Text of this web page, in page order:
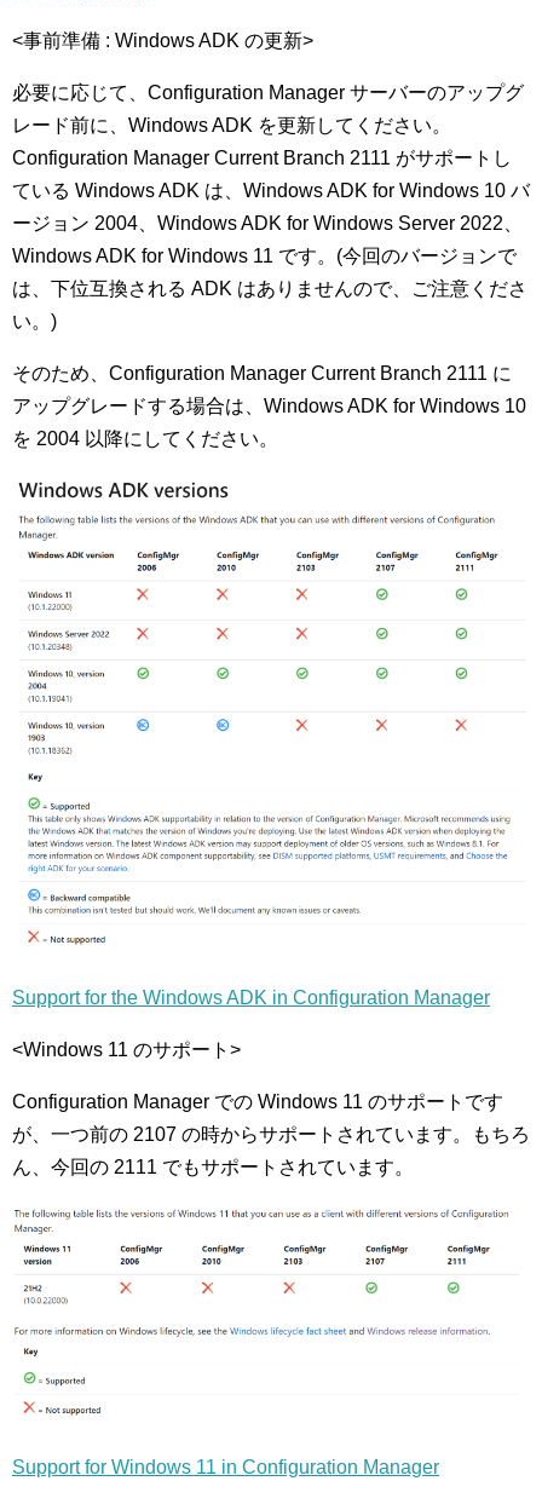
<事前準備 : Windows ADK の更新>
必要に応じて、Configuration Manager サーバーのアップグ
レード前に、Windows ADK を更新してください。
Configuration Manager Current Branch 2111 がサポートし
ている Windows ADK は、Windows ADK for Windows 10 バ
ージョン 2004、Windows ADK for Windows Server 2022、
Windows ADK for Windows 11 です。(今回のバージョンで
は、下位互換される ADK はありませんので、ご注意くださ
い。)
そのため、Configuration Manager Current Branch 2111 に
アップグレードする場合は、Windows ADK for Windows 10
を 2004 以降にしてください。
Support for the Windows ADK in Configuration Manager
<Windows 11 のサポート>
Configuration Manager での Windows 11 のサポートです
が、一つ前の 2107 の時からサポートされています。もちろ
ん、今回の 2111 でもサポートされています。
Support for Windows 11 in Configuration Manager